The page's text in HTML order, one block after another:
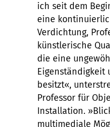
ich seit dem
eine
Verdichtung,
künstlerische
die eine
Eigenständigkeit
besitzt«,
Professor für
Installation.
multimediale